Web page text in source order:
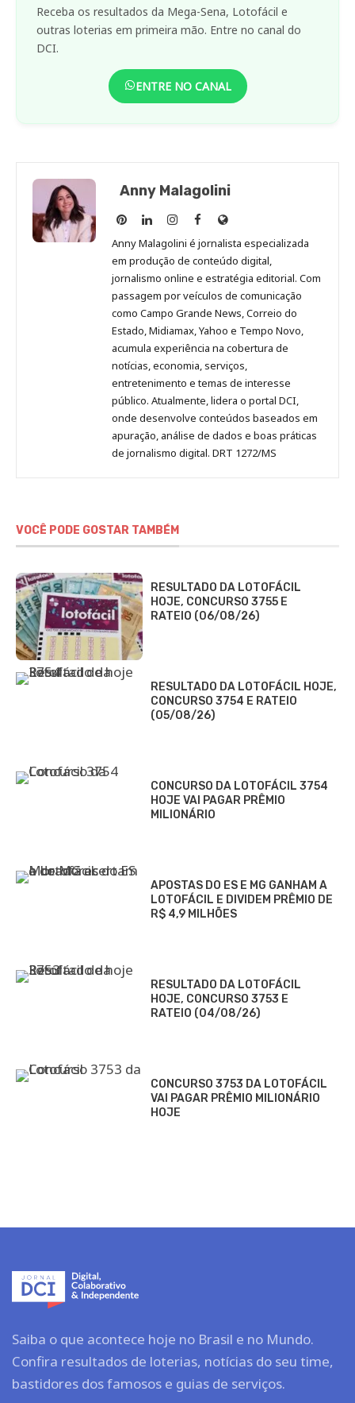
Receba os resultados da Mega-Sena, Lotofácil e
outras loterias em primeira mão. Entre no canal do
DCI.
ENTRE NO CANAL
Anny Malagolini
Anny
Malagolini
no
Pinterest
Anny
Malagolini
no
LinkedIn
Anny
Malagolini
no
Instagram
Anny
Malagolini
no
Facebook
Site
de
Anny
Malagolini
Anny Malagolini é jornalista especializada
em produção de conteúdo digital,
jornalismo online e estratégia editorial. Com
passagem por veículos de comunicação
como Campo Grande News, Correio do
Estado, Midiamax, Yahoo e Tempo Novo,
acumula experiência na cobertura de
notícias, economia, serviços,
entretenimento e temas de interesse
público. Atualmente, lidera o portal DCI,
onde desenvolve conteúdos baseados em
apuração, análise de dados e boas práticas
de jornalismo digital. DRT 1272/MS
VOCÊ PODE GOSTAR TAMBÉM
RESULTADO DA LOTOFÁCIL
HOJE, CONCURSO 3755 E
RATEIO (06/08/26)
RESULTADO DA LOTOFÁCIL HOJE,
CONCURSO 3754 E RATEIO
(05/08/26)
CONCURSO DA LOTOFÁCIL 3754
HOJE VAI PAGAR PRÊMIO
MILIONÁRIO
APOSTAS DO ES E MG GANHAM A
LOTOFÁCIL E DIVIDEM PRÊMIO DE
R$ 4,9 MILHÕES
RESULTADO DA LOTOFÁCIL
HOJE, CONCURSO 3753 E
RATEIO (04/08/26)
CONCURSO 3753 DA LOTOFÁCIL
VAI PAGAR PRÊMIO MILIONÁRIO
HOJE
Saiba o que acontece hoje no Brasil e no Mundo.
Confira resultados de loterias, notícias do seu time,
bastidores dos famosos e guias de serviços.